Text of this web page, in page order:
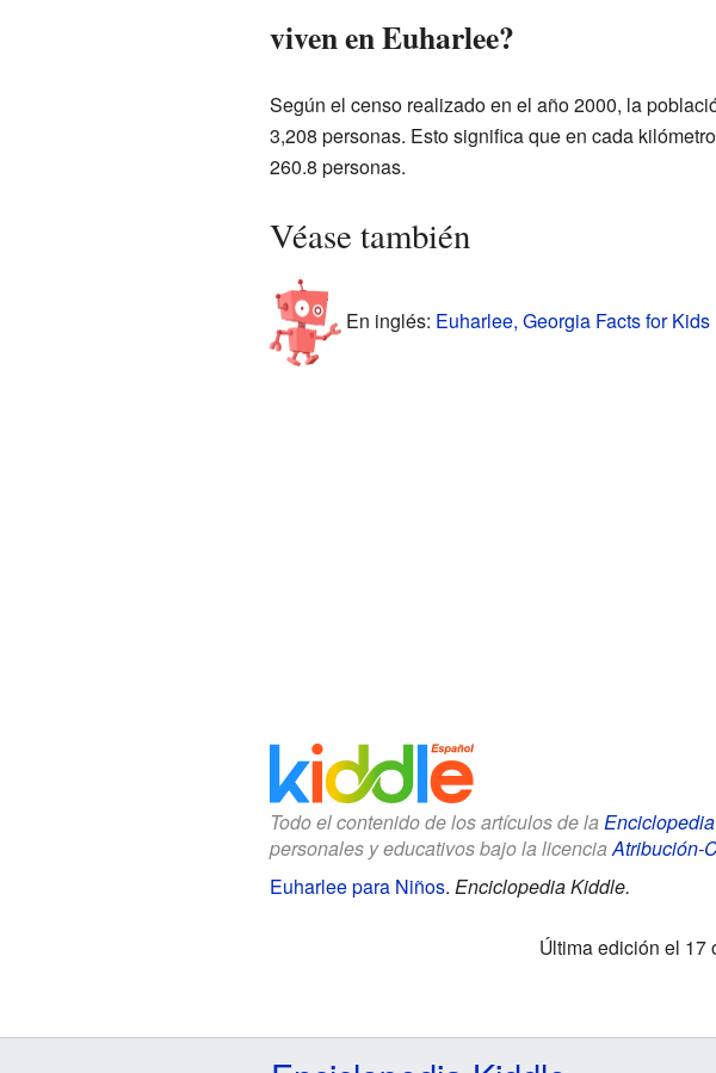
viven en Euharlee?
Según el censo realizado en el año 2000, la
3,208 personas. Esto significa que en cada
260.8 personas.
Véase también
En inglés: Euharlee, Georgia Facts for Kids
Todo el contenido de los artículos de la
personales y educativos bajo la licenciaAtribución-
Euharlee para Niños. Enciclopedia Kiddle.
Última edición el 17